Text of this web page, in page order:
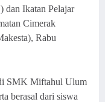
dan Ikatan Pelajar
Cimerak
Rabu
SMK Miftahul Ulum
berasal dari siswa